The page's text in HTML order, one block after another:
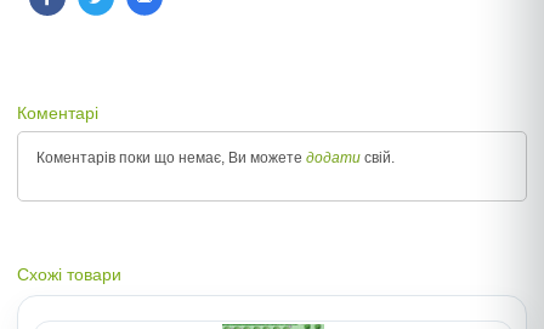
Коментарі
Коментарів поки що немає, Ви можете додати свій.
Схожі товари